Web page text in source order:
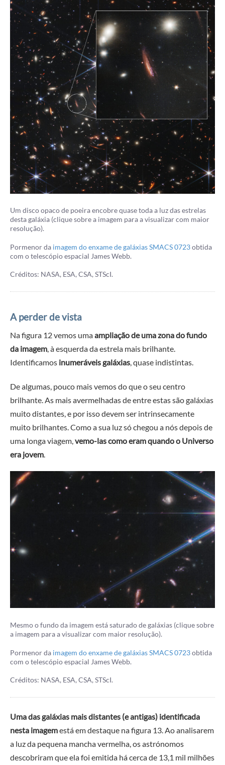
Um disco opaco de poeira encobre quase toda a luz das estrelas
desta galáxia (clique sobre a imagem para a visualizar com maior
resolução).
Pormenor da imagem do enxame de galáxias SMACS 0723obtida
com o telescópio espacial James Webb.
Créditos: NASA, ESA, CSA, STScI.
A perder de vista
Na figura 12 vemos umaampliação de uma zona do fundo
da imagem, à esquerda da estrela mais brilhante.
Identificamos inumeráveis galáxias, quase indistintas.
De algumas, pouco mais vemos do que o seu centro
brilhante. As mais avermelhadas de entre estas são galáxias
muito distantes, e por isso devem ser intrinsecamente
muito brilhantes. Como a sua luz só chegou a nós depois de
uma longa viagem, vemo-las como eram quando o Universo
era jovem
Mesmo o fundo da imagem está saturado de galáxias (clique sobre
a imagem para a visualizar com maior resolução).
Pormenor da imagem do enxame de galáxias SMACS 0723obtida
com o telescópio espacial James Webb.
Créditos: NASA, ESA, CSA, STScI.
Uma das galáxias mais distantes (e antigas) identificada
nesta imagemestá em destaque na figura 13. Ao analisarem
a luz da pequena mancha vermelha, os astrónomos
descobriram que ela foi emitida há cerca de 13,1 mil milhões